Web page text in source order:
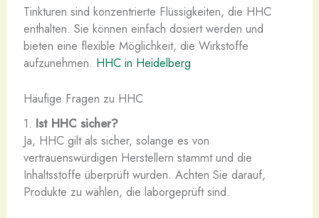
Tinkturen sind konzentrierte Flüssigkeiten, die HHC
enthalten. Sie können einfach dosiert werden und
bieten eine flexible Möglichkeit, die Wirkstoffe
aufzunehmen. HHC in Heidelberg
Häufige Fragen zu HHC
1. Ist HHC sicher?
Ja, HHC gilt als sicher, solange es von
vertrauenswürdigen Herstellern stammt und die
Inhaltsstoffe überprüft wurden. Achten Sie darauf,
Produkte zu wählen, die laborgeprüft sind.